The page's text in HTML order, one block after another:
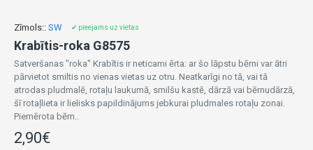
Zīmols:: SW ✔ pieejams uz vietas
Krabītis-roka G8575
Satveršanas "roka" Krabītis ir neticami ērta: ar šo lāpstu bērni var ātri
pārvietot smiltis no vienas vietas uz otru. Neatkarīgi no tā, vai tā
atrodas pludmalē, rotaļu laukumā, smilšu kastē, dārzā vai bērnudārzā,
šī rotaļlieta ir lielisks papildinājums jebkurai pludmales rotaļu zonai.
Piemērota bērn..
2,90€